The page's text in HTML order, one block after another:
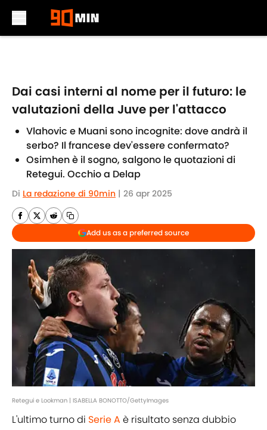
Dai casi interni al nome per il futuro: le
valutazioni della Juve per l'attacco
Vlahovic e Muani sono incognite: dove andrà il
serbo? Il francese dev'essere confermato?
Osimhen è il sogno, salgono le quotazioni di
Retegui. Occhio a Delap
Di La redazione di 90min | 26 apr 2025
Add us as a preferred source
Retegui e Lookman | ISABELLA BONOTTO/GettyImages
L'ultimo turno di Serie A è risultato senza dubbio